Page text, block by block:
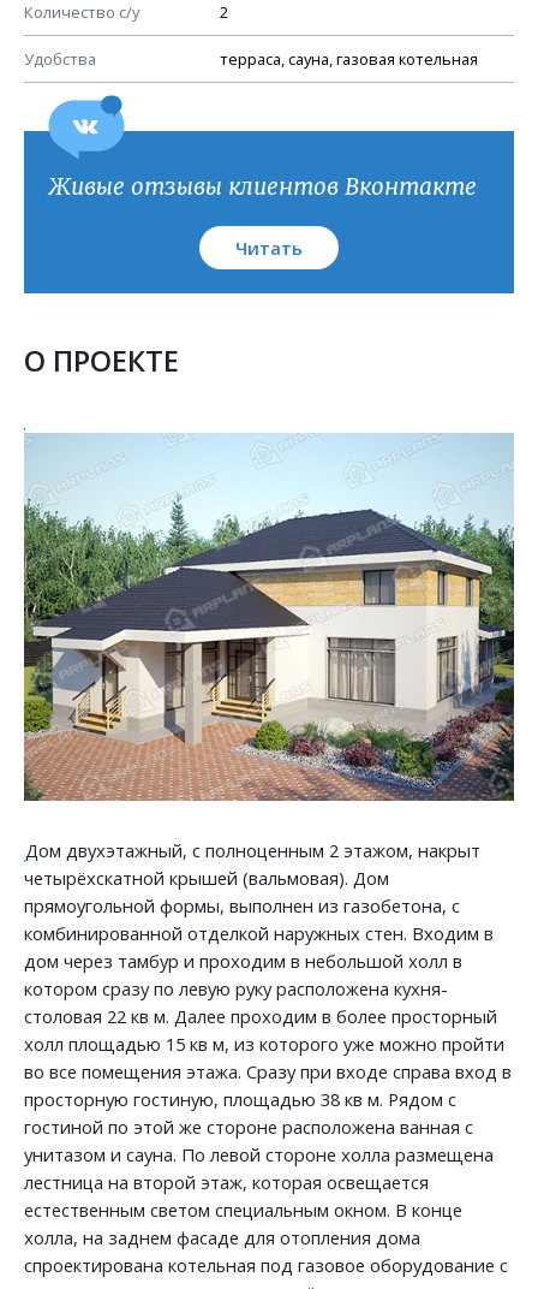
Количество с/у 2
Удобства терраса, сауна, газовая котельная
План кровли
Живые отзывы клиентов Вконтакте
Читать
О ПРОЕКТЕ
Дом двухэтажный, с полноценным 2 этажом, накрыт
четырёхскатной крышей (вальмовая). Дом
прямоугольной формы, выполнен из газобетона, с
комбинированной отделкой наружных стен. Входим в
дом через тамбур и проходим в небольшой холл в
котором сразу по левую руку расположена кухня-
столовая 22 кв м. Далее проходим в более просторный
холл площадью 15 кв м, из которого уже можно пройти
во все помещения этажа. Сразу при входе справа вход в
просторную гостиную, площадью 38 кв м. Рядом с
гостиной по этой же стороне расположена ванная с
унитазом и сауна. По левой стороне холла размещена
лестница на второй этаж, которая освещается
естественным светом специальным окном. В конце
холла, на заднем фасаде для отопления дома
спроектирована котельная под газовое оборудование с